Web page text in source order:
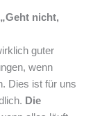
nicht,
guter
wenn
Dies ist für uns
Die